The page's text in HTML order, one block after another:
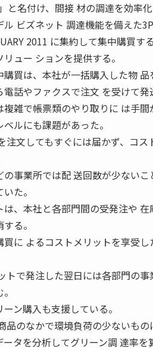
と名付け、間接 材の調達を効率
ル ビズネット 調達機能を備えた
2011 に集約して集中購買す
ュー ションを提供する。
買は、本社が一括購入した物
電話やファクスで注文 を受けて
雑で帳票類のやり取りに は手間
ルにも課題があった。
注文してもすぐには届かず、コ
の事業所では配 送回数が少ない
た。
、本社と各部門間の受発注や
る。
買に よるコストメリットを享受
トで発注した翌日には各部門の
ン購入も支援している。
品のなかで環境負荷の少ないも
ータを分析してグリーン調 達率